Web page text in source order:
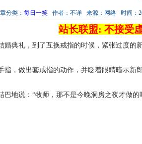
分类： 每日一笑 作者：不详 来源：网络 时间：
站长联盟: 不接受
婚典礼，到了互换戒指的时候，紧张过度的
指，做出套戒指的动作，并眨着眼睛暗示新
巴地说：“牧师，那不是今晚洞房之夜才做的